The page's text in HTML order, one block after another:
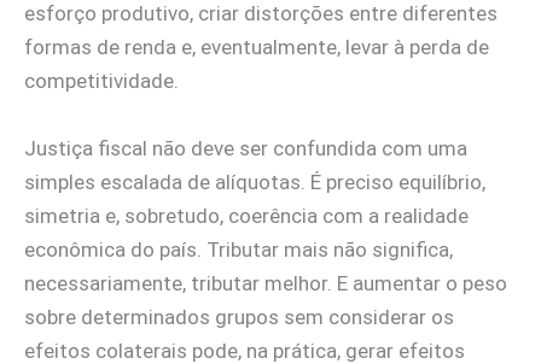
esforço produtivo, criar distorções entre diferentes
formas de renda e, eventualmente, levar à perda de
competitividade.
Justiça fiscal não deve ser confundida com uma
simples escalada de alíquotas. É preciso equilíbrio,
simetria e, sobretudo, coerência com a realidade
econômica do país. Tributar mais não significa,
necessariamente, tributar melhor. E aumentar o peso
sobre determinados grupos sem considerar os
efeitos colaterais pode, na prática, gerar efeitos